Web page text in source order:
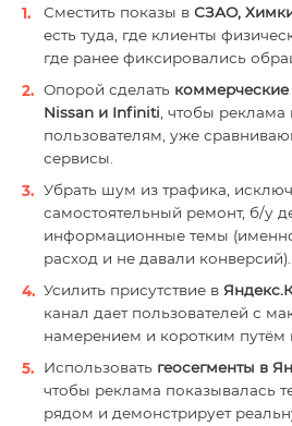
Сместить показы в СЗАО,
есть туда, где клиенты
где ранее фиксировались
Опорой сделать
Nissan и Infiniti , чтобы
пользователям, уже
сервисы.
Убрать шум из трафика,
самостоятельный ремонт, б/у
информационные темы
расход и не давали конверсий).
Усилить присутствие в
канал дает пользователей с
намерением и коротким путём
Использовать геосегменты в
чтобы реклама показывалась
рядом и демонстрирует